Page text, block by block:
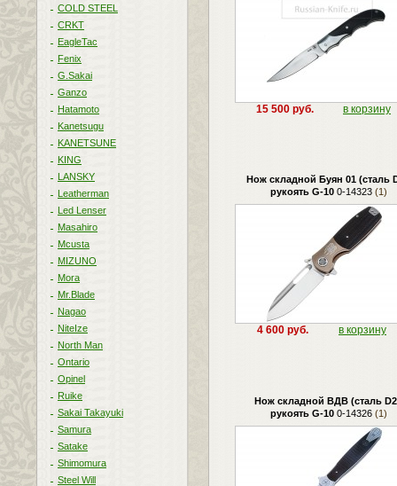
COLD STEEL
CRKT
EagleTac
Fenix
G.Sakai
Ganzo
Hatamoto
Kanetsugu
KANETSUNE
KING
LANSKY
Leatherman
Led Lenser
Masahiro
Mcusta
MIZUNO
Mora
Mr.Blade
Nagao
NiteIze
North Man
Ontario
Opinel
Ruike
Sakai Takayuki
Samura
Satake
Shimomura
Steel Will
15 500 руб. в корзину
Нож складной Буян 01 (сталь
рукоять G-10 0-14323 (1)
4 600 руб. в корзину
Нож складной ВДВ (сталь
рукоять G-10 0-14326 (1)